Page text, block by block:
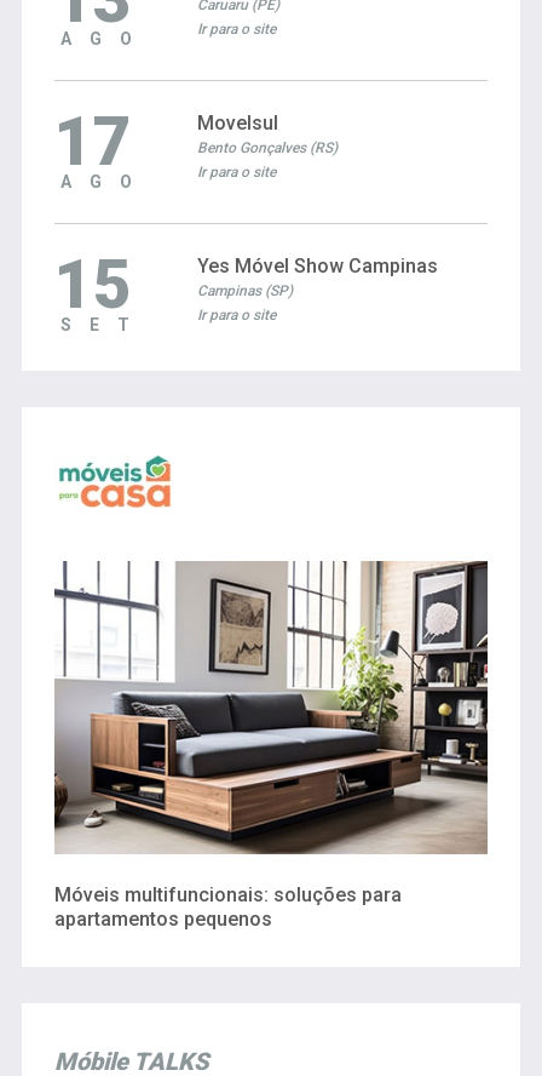
AGO
Caruaru (PE)
Ir para o site
17
AGO
Movelsul
Bento Gonçalves (RS)
Ir para o site
15
SET
Yes Móvel Show Campinas
Campinas (SP)
Ir para o site
Móveis multifuncionais: soluções para
apartamentos pequenos
Móbile TALKS